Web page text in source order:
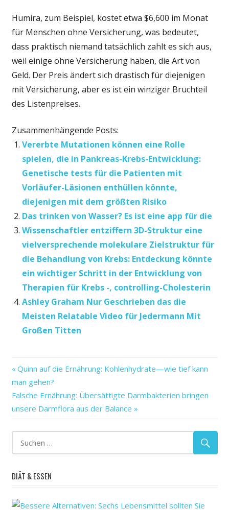
Humira, zum Beispiel, kostet etwa $6,600 im Monat
für Menschen ohne Versicherung, was bedeutet,
dass praktisch niemand tatsächlich zahlt es sich aus,
weil einige ohne Versicherung haben, die Art von
Geld. Der Preis ändert sich drastisch für diejenigen
mit Versicherung, aber es ist ein winziger Bruchteil
des Listenpreises.
Zusammenhängende Posts:
Vererbte Mutationen können eine Rolle
spielen, die in Pankreas-Krebs-Entwicklung:
Genetische tests für die Patienten mit
Vorläufer-Läsionen enthüllen könnte,
diejenigen mit dem größten Risiko
Das trinken von Wasser? Es ist eine app für die
Wissenschaftler entziffern 3D-Struktur eine
vielversprechende molekulare Zielstruktur für
die Behandlung von Krebs: Entdeckung könnte
ein wichtiger Schritt in der Entwicklung von
Therapien für Krebs -, controlling-Cholesterin
Ashley Graham Nur Geschrieben das die
Meisten Relatable Video für Jedermann Mit
Großen Titten
Droge
eine
Gesundheitswesen
gut
Preise
Trumpf-
Beitragsnavigation
Vorheriger
Beitrag:
Quinn auf die Ernährung: Kohlenhydrate—wie tief kann
man gehen?
Nächster
Beitrag:
Falsche Ernährung: Übersättigte Darmbakterien bringen
unsere Darmflora aus der Balance
DIÄT & ESSEN